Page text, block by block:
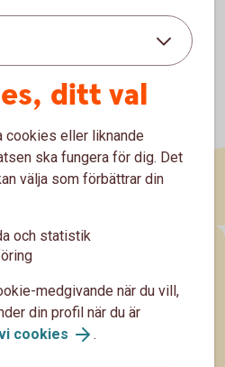
ditt val
cookies eller liknande
ska fungera för dig. Det
välja som förbättrar din
och statistik
medgivande när du vill,
din profil när du är
cookies .